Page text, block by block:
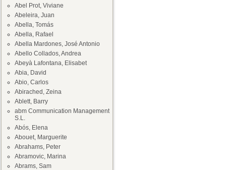
Abel Prot, Viviane
Abeleira, Juan
Abella, Tomás
Abella, Rafael
Abella Mardones, José Antonio
Abello Collados, Andrea
Abeyà Lafontana, Elisabet
Abia, David
Abio, Carlos
Abirached, Zeina
Ablett, Barry
abm Communication Management
S.L.
Abós, Elena
Abouet, Marguerite
Abrahams, Peter
Abramovic, Marina
Abrams, Sam